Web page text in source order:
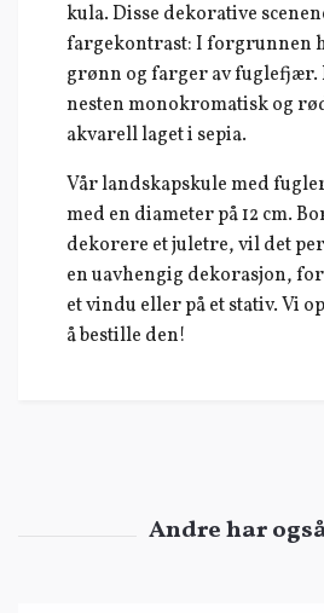
kula. Disse dekorative
fargekontrast: I forgrunnen
grønn og farger av fuglefjær.
nesten monokromatisk og
akvarell laget i sepia.
Vår landskapskule med
med en diameter på 12 cm.
dekorere et juletre, vil det
en uavhengig dekorasjon,
et vindu eller på et stativ. Vi
å bestille den!